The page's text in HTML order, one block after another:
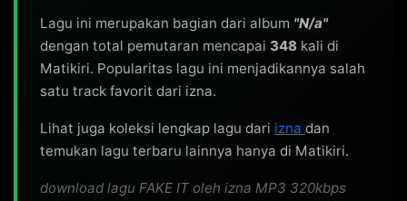
Lagu ini merupakan bagian dari album "N/a"
dengan total pemutaran mencapai 348 kali di
Matikiri. Popularitas lagu ini menjadikannya salah
satu track favorit dari izna.
Lihat juga koleksi lengkap lagu dari izna dan
temukan lagu terbaru lainnya hanya di Matikiri.
download lagu FAKE IT oleh izna MP3 320kbps